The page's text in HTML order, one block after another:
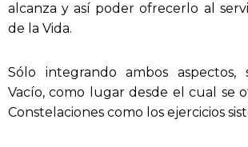
alcanza y así poder ofrecerlo al
de la Vida.
Sólo integrando ambos aspectos,
Vacío, como lugar desde el cual se
Constelaciones como los ejercicios